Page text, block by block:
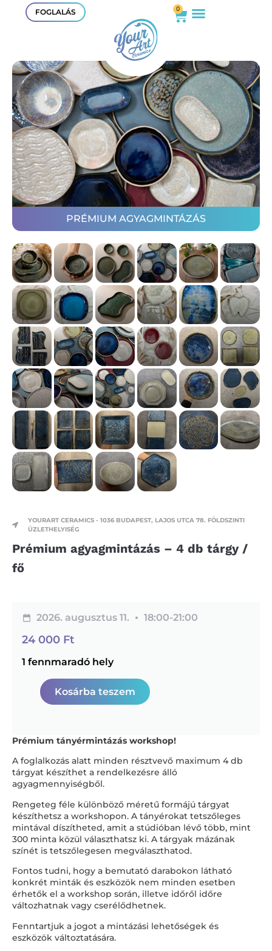
FOGLALÁS 0
PRÉMIUM AGYAGMINTÁZÁS
YOURART CERAMICS - 1036 BUDAPEST, LAJOS UTCA 78. FÖLDSZINTI
ÜZLETHELYISÉG
Prémium agyagmintázás – 4 db tárgy /
fő
2026. augusztus 11. 18:00-21:00
24 000 Ft
1 fennmaradó hely
Kosárba teszem
Prémium tányérmintázás workshop!
A foglalkozás alatt minden résztvevő maximum 4 db
tárgyat készíthet a rendelkezésre álló
agyagmennyiségből.
Rengeteg féle különböző méretű formájú tárgyat
készíthetsz a workshopon. A tányérokat tetszőleges
mintával díszítheted, amit a stúdióban lévő több, mint
300 minta közül választhatsz ki. A tárgyak mázának
színét is tetszőlegesen megválaszthatod.
Fontos tudni, hogy a bemutató darabokon látható
konkrét minták és eszközök nem minden esetben
érhetők el a workshop során, illetve időről időre
változhatnak vagy cserélődhetnek.
Fenntartjuk a jogot a mintázási lehetőségek és
eszközök változtatására.